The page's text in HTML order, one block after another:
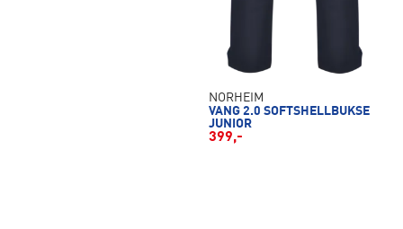
NORHEIM
VANG 2.0 SOFTSHELLBUKSE
JUNIOR
399,-